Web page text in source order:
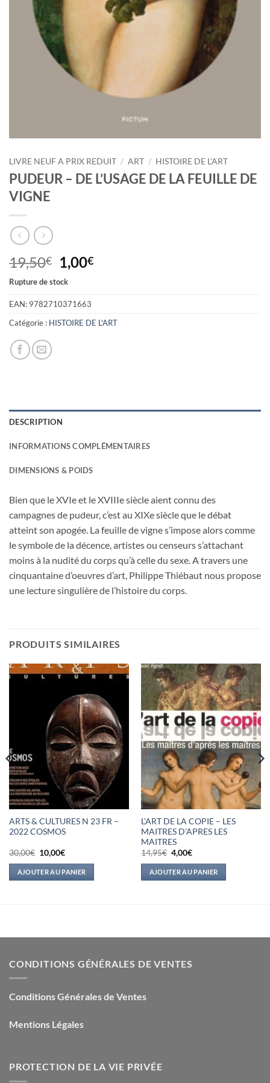
LIVRE NEUF A PRIX REDUIT / ART / HISTOIRE DE L'ART
PUDEUR – DE L’USAGE DE LA FEUILLE DE
VIGNE
19,50€
Le
prix
initial
était :
19,50€.
1,00€Le
actuel
1,00€.
Rupture de stock
EAN: 9782710371663
Catégorie : HISTOIRE DE L'ART
DESCRIPTION
INFORMATIONS COMPLÉMENTAIRES
DIMENSIONS & POIDS
Bien que le XVIe et le XVIIIe siècle aient connu des
campagnes de pudeur, c’est au XIXe siècle que le débat
atteint son apogée. La feuille de vigne s’impose alors comme
le symbole de la décence, artistes ou censeurs s’attachant
moins à la nudité du corps qu’à celle du sexe. A travers une
cinquantaine d’oeuvres d’art, Philippe Thiébaut nous propose
une lecture singulière de l’histoire du corps.
PRODUITS SIMILAIRES
ARTS & CULTURES N 23 FR –
2022 COSMOS
30,00€ Le
prix
initial
était :
30,00€.
10,00€Le
actuel
est :
10,00€.
AJOUTER AU PANIER
L’ART DE LA COPIE – LES
MAITRES D’APRES LES
MAITRES
14,95€ Le
prix
initial
était :
14,95€.
4,00€Le
actuel
est :
4,00€.
AJOUTER AU PANIER
CONDITIONS GÉNÉRALES DE VENTES
Conditions Générales de Ventes
Mentions Légales
PROTECTION DE LA VIE PRIVÉE